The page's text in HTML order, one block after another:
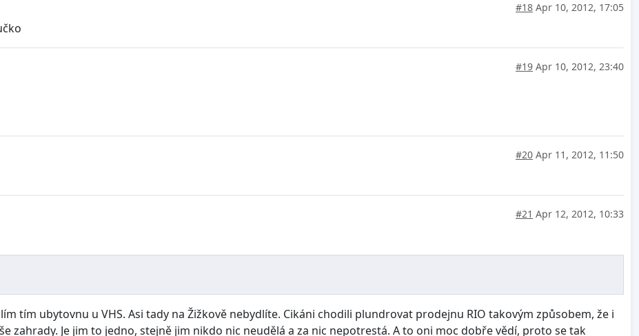
#18 Apr 10, 2012, 17:05
#19 Apr 10, 2012, 23:40
#20 Apr 11, 2012, 11:50
#21 Apr 12, 2012, 10:33
tím ubytovnu u VHS. Asi tady na Žižkově nebydlíte. Cikáni chodili plundrovat prodejnu RIO takovým způsobem, že i
zahrady. Je jim to jedno, stejně jim nikdo nic neudělá a za nic nepotrestá. A to oni moc dobře vědí, proto se tak